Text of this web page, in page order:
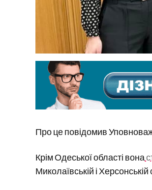
Про це повідомив
Крім Одеської області вона
Миколаївській і